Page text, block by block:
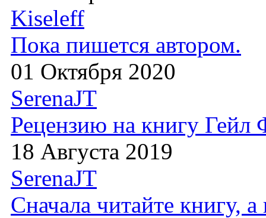
Kiseleff
Пока пишется автором.
01 Октября 2020
SerenaJT
Рецензию на книгу
18 Августа 2019
SerenaJT
Сначала читайте книгу,